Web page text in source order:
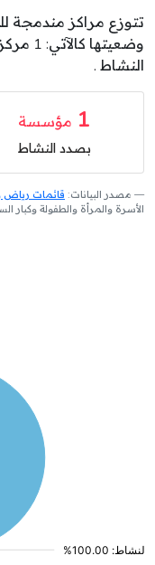
تتوزع مراكز مندمجة
النشاط .
1 مؤسسة
بصدد النشاط
مصدر البيانات: قائمات رياض
الأسرة والمرأة والطفولة وكبار السن بتاريخ 2026/08/05